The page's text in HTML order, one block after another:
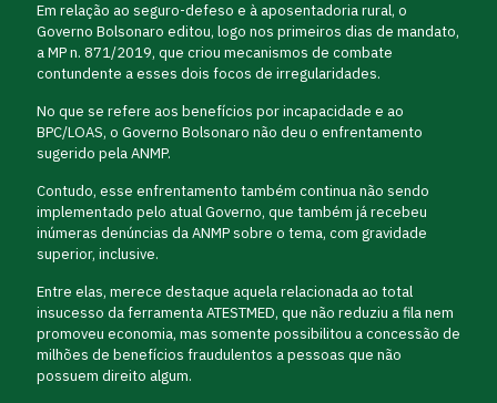
Em relação ao seguro-defeso e à aposentadoria rural, o
Governo Bolsonaro editou, logo nos primeiros dias de mandato,
a MP n. 871/2019, que criou mecanismos de combate
contundente a esses dois focos de irregularidades.
No que se refere aos benefícios por incapacidade e ao
BPC/LOAS, o Governo Bolsonaro não deu o enfrentamento
sugerido pela ANMP.
Contudo, esse enfrentamento também continua não sendo
implementado pelo atual Governo, que também já recebeu
inúmeras denúncias da ANMP sobre o tema, com gravidade
superior, inclusive.
Entre elas, merece destaque aquela relacionada ao total
insucesso da ferramenta ATESTMED, que não reduziu a fila nem
promoveu economia, mas somente possibilitou a concessão de
milhões de benefícios fraudulentos a pessoas que não
possuem direito algum.